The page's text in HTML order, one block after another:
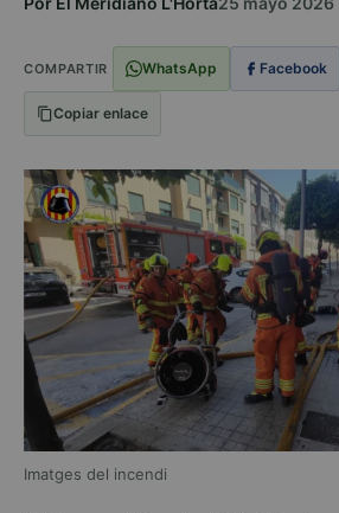
COMPARTIR WhatsApp Facebook
Copiar enlace
Imatges del incendi